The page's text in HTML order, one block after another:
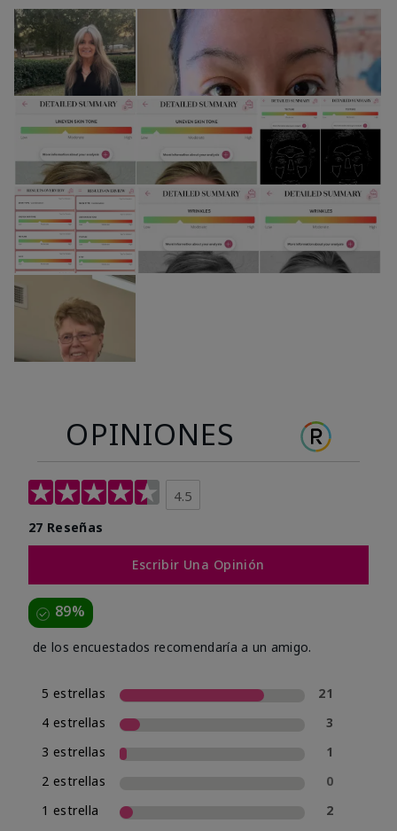
OPINIONES
4.5
27 Reseñas
Escribir Una Opinión
89%
de los encuestados recomendaría a un amigo.
5 estrellas
21
4 estrellas
3
3 estrellas
1
2 estrellas
0
1 estrella
2